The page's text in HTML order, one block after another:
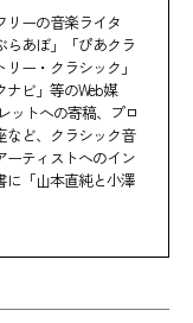
リーの音楽ライタ
らあぼ」「ぴあクラ
ー・クラシック」
ビ」等のWeb媒
ットへの寄稿、プロ
など、クラシック音
ーティストへのイン
に「山本直純と小澤